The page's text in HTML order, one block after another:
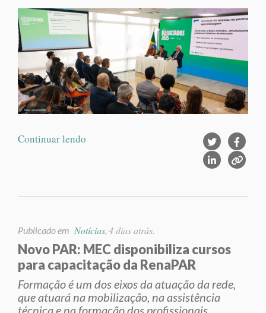
Continuar lendo
Publicado em Notícias, 4 dias atrás.
Novo PAR: MEC disponibiliza cursos
para capacitação da RenaPAR
Formação é um dos eixos da atuação da rede,
que atuará na mobilização, na assistência